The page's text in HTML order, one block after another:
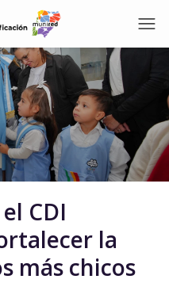
CDI
la
más chicos